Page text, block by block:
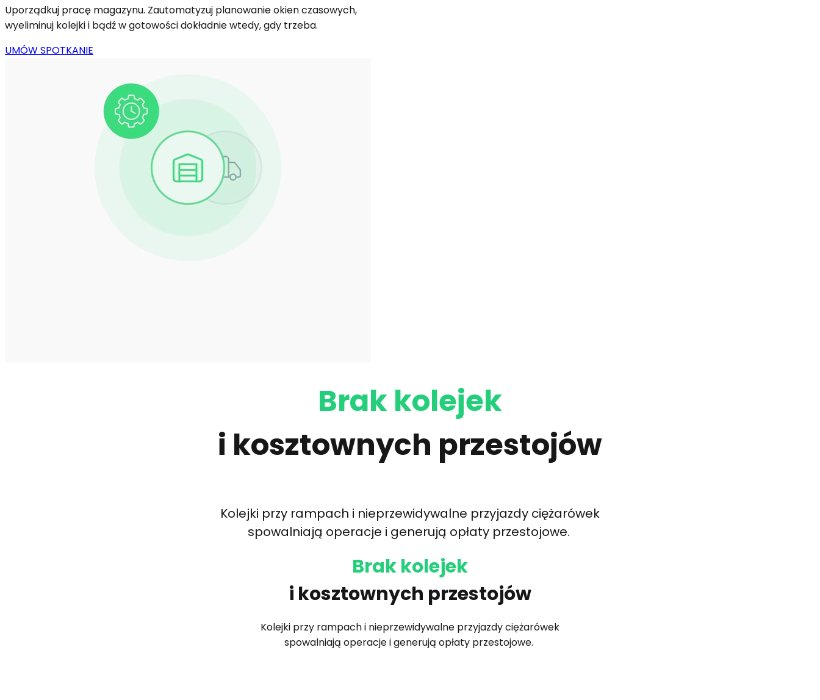
Uporządkuj pracę magazynu. Zautomatyzuj planowanie okien czasowych,
wyeliminuj kolejki i bądź w gotowości dokładnie wtedy, gdy trzeba.
UMÓW SPOTKANIE
Brak kolejek
i kosztownych przestojów
Kolejki przy rampach i nieprzewidywalne przyjazdy ciężarówek
spowalniają operacje i generują opłaty przestojowe.
Brak kolejek
i kosztownych przestojów
Kolejki przy rampach i nieprzewidywalne przyjazdy ciężarówek
spowalniają operacje i generują opłaty przestojowe.